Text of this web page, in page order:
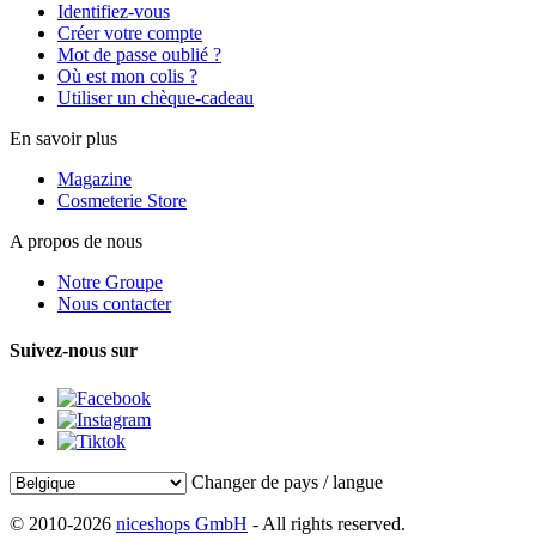
Identifiez-vous
Créer votre compte
Mot de passe oublié ?
Où est mon colis ?
Utiliser un chèque-cadeau
En savoir plus
Magazine
Cosmeterie Store
A propos de nous
Notre Groupe
Nous contacter
Suivez-nous sur
Changer de pays / langue
© 2010-2026 niceshops GmbH - All rights reserved.